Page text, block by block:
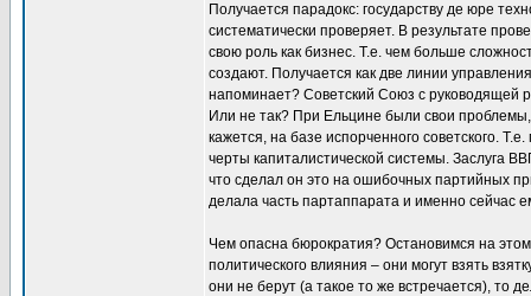
Получается парадокс: государству де юре
систематически проверяет. В результате
свою роль как бизнес. Т.е. чем больше
создают. Получается как две линии
напоминает? Советский Союз с руководящей
Или не так? При Ельцине были свои
кажется, на базе испорченного советского.
черты капиталистической системы. Заслуга
что сделал он это на ошибочных партийных
делала часть партаппарата и именно сейчас
Чем опасна бюрократия? Остановимся на
политического влияния – они могут взять
они не берут (а такое то же встречается), то